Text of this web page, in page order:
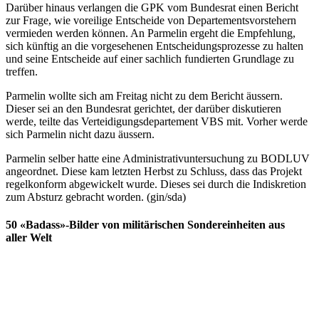
Darüber hinaus verlangen die GPK vom Bundesrat einen Bericht
zur Frage, wie voreilige Entscheide von Departementsvorstehern
vermieden werden können. An Parmelin ergeht die Empfehlung,
sich künftig an die vorgesehenen Entscheidungsprozesse zu halten
und seine Entscheide auf einer sachlich fundierten Grundlage zu
treffen.
Parmelin wollte sich am Freitag nicht zu dem Bericht äussern.
Dieser sei an den Bundesrat gerichtet, der darüber diskutieren
werde, teilte das Verteidigungsdepartement VBS mit. Vorher werde
sich Parmelin nicht dazu äussern.
Parmelin selber hatte eine Administrativuntersuchung zu BODLUV
angeordnet. Diese kam letzten Herbst zu Schluss, dass das Projekt
regelkonform abgewickelt wurde. Dieses sei durch die Indiskretion
zum Absturz gebracht worden. (gin/sda)
50 «Badass»-Bilder von militärischen Sondereinheiten aus
aller Welt